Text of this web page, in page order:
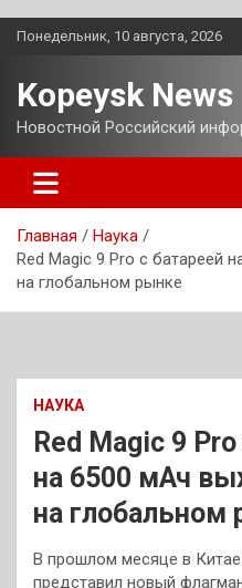
Перейти
Понедельник, 10 августа, 2026
Kopeysk News
Новостной Российский
Главная
Наука
Red Magic 9 Pro с батареей
на глобальном рынке
НАУКА
Red Magic 9
на 6500 мАч
на глобальном
В прошлом месяце в
представил новый